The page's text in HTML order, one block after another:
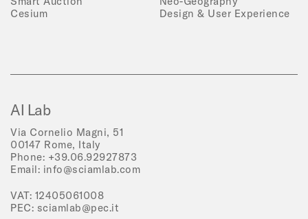
Cesium
Design & User Experience
AI Lab
Via Cornelio Magni, 51
00147 Rome, Italy
Phone: +39.06.92927873
Email: info@sciamlab.com
VAT: 12405061008
PEC: sciamlab@pec.it